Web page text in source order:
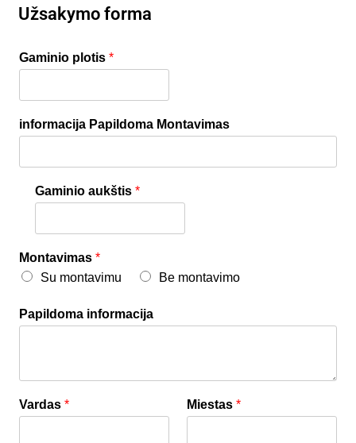
Užsakymo forma
Gaminio plotis*
informacija Papildoma Montavimas
Gaminio aukštis*
Montavimas*
Su montavimu
Be montavimo
Papildoma informacija
Vardas* Miestas *